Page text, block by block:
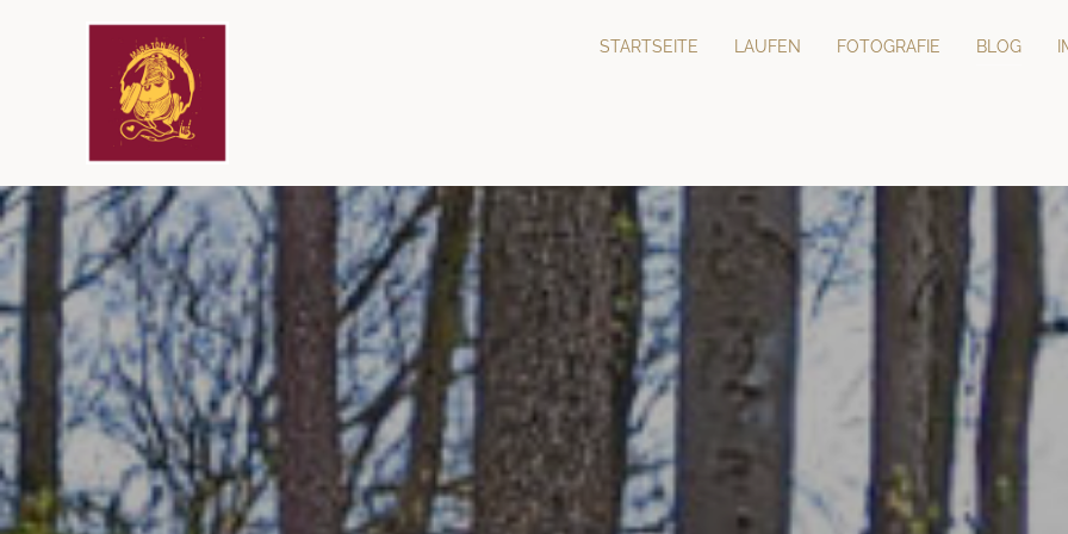
STARTSEITE LAUFEN FOTOGRAFIE BLOG